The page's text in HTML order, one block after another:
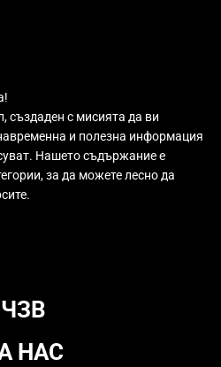
създаден с мисията да ви
и полезна информация
Нашето съдържание е
за да можете лесно да
ЧЗВ
НАС